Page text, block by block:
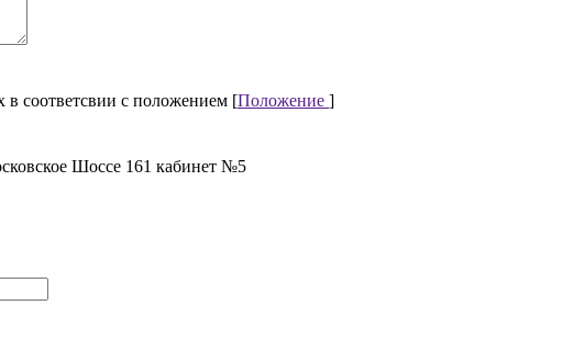
в соответсвии с положением [Положение ]
Шоссе 161 кабинет №5